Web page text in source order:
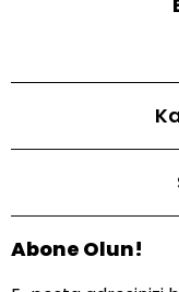
Abone Olun!